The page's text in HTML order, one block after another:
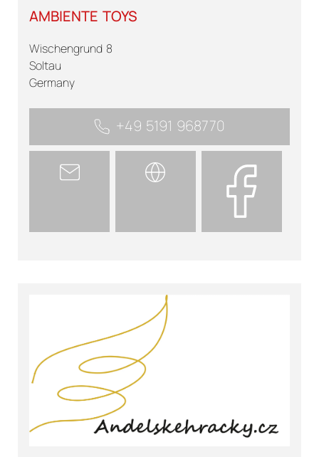
AMBIENTE TOYS
Wischengrund 8
Soltau
Germany
+49 5191 968770